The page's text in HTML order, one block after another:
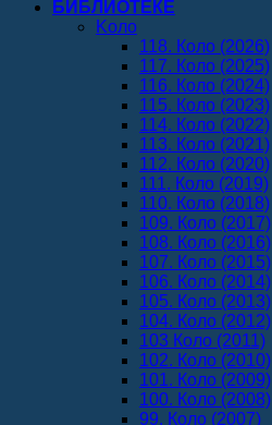
БИБЛИОТЕКЕ
Koло
118. Коло (2026)
117. Коло (2025)
116. Коло (2024)
115. Коло (2023)
114. Коло (2022)
113. Коло (2021)
112. Коло (2020)
111. Коло (2019)
110. Коло (2018)
109. Коло (2017)
108. Коло (2016)
107. Коло (2015)
106. Коло (2014)
105. Коло (2013)
104. Коло (2012)
103 Коло (2011)
102. Коло (2010)
101. Коло (2009)
100. Коло (2008)
99. Коло (2007)